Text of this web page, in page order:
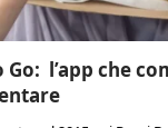
Go: l’app che